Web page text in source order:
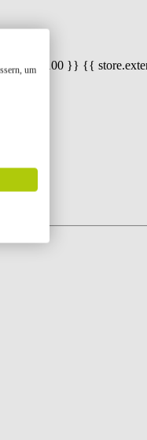
* 100) / 100 }} {{
um